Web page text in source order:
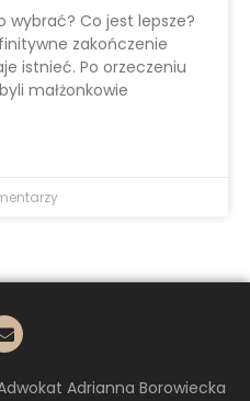
wybrać? Co jest lepsze?
zakończenie
istnieć. Po orzeczeniu
małżonkowie
Adrianna Borowiecka